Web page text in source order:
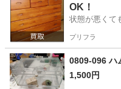
OK！
状態が悪くて
プリフラ
0809-096 ハ
1,500円